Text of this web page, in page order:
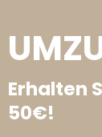
Erhalten
50€!